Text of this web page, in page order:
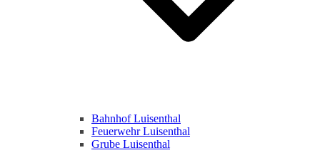
Bahnhof Luisenthal
Feuerwehr Luisenthal
Grube Luisenthal